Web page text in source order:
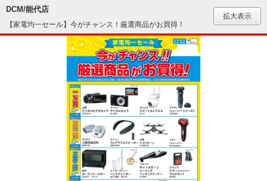
DCM/能代店
【家電均一セール】今がチャンス！厳選商品がお買得！
拡大表示